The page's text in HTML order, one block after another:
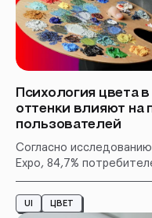
Психология цвета
оттенки влияют на
пользователей
Согласно
Expo, 84,7%
из главных факторов
покупке. А данные
первое впечатление о
UI ЦВЕТ